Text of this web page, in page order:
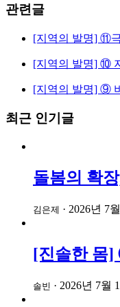
관련글
[지역의 발명] ⑪
[지역의 발명] ⑩
[지역의 발명] ⑨
최근 인기글
돌봄의 확
김은제 · 2026년 7
[진솔한 몸]
솔빈 · 2026년 7월